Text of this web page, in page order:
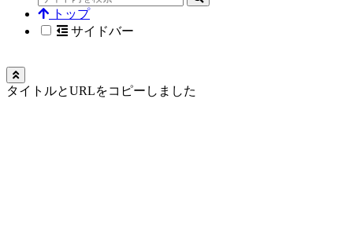
トップ
サイドバー
タイトルとURLをコピーしました